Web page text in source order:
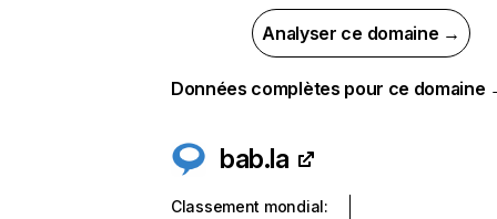
Analyser ce domaine →
Données complètes pour ce domaine
bab.la
Classement mondial: